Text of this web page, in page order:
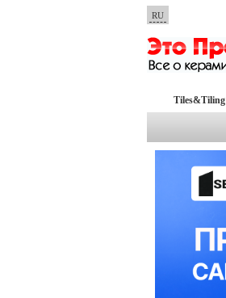
RU
Tiles&Tiling